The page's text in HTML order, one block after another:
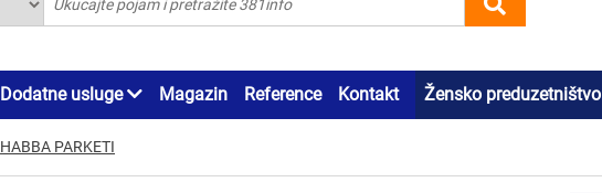
Dodatne usluge Magazin Reference Kontakt Žensko preduzetništvo
HABBA PARKETI